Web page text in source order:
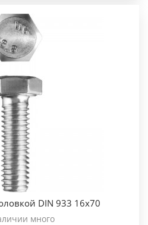
DIN 933 16х70
много